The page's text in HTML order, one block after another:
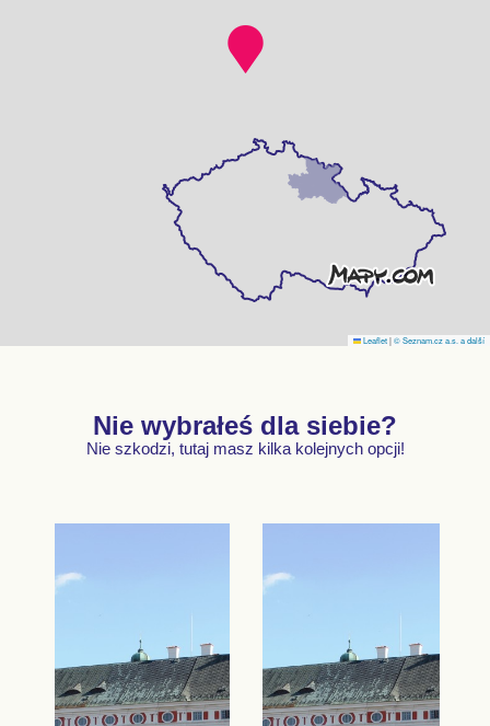
Leaflet|© Seznam.cz a.s. a další
Nie wybrałeś dla siebie?
Nie szkodzi, tutaj masz kilka kolejnych opcji!